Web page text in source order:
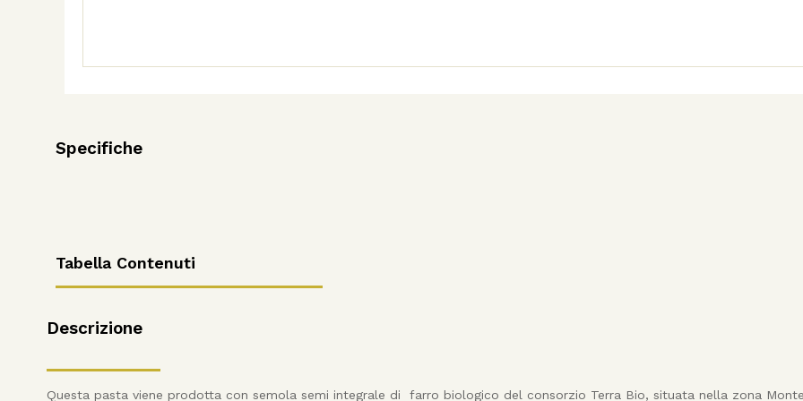
Specifiche
Tabella Contenuti
Descrizione
Questa pasta viene prodotta con semola semi integrale di farro biologico del consorzio Terra Bio, situata nella zona